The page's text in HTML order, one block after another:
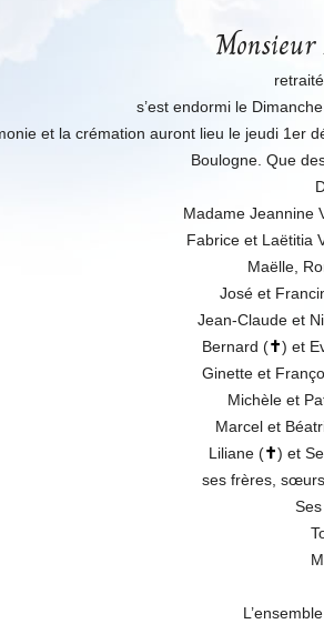
s’est endormi le
et la crémation auront lieu le jeudi 1er
Boulogne. Que
Madame Jeannine
Fabrice et Laëtitia
Maëlle,
José et
Jean-Claude et
Bernard (✝) et
Ginette et
Michèle et
Marcel et
Liliane (✝) et
ses frères,